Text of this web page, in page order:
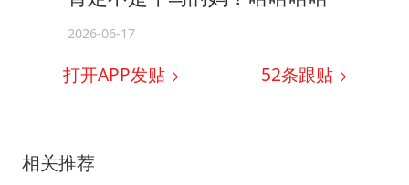
2026-06-17
打开APP发贴 52条跟贴
相关推荐